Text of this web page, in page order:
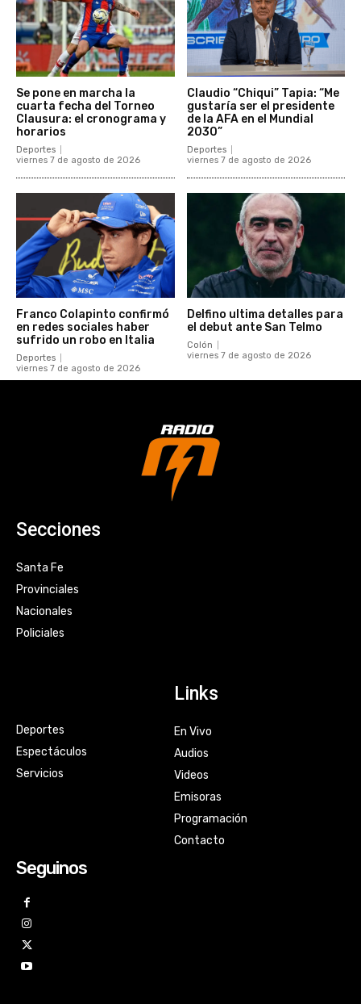
Se pone en marcha la
cuarta fecha del Torneo
Clausura: el cronograma y
horarios
Deportes
viernes 7 de agosto de 2026
Claudio “Chiqui” Tapia: “Me
gustaría ser el presidente
de la AFA en el Mundial
2030”
Deportes
viernes 7 de agosto de 2026
Franco Colapinto confirmó
en redes sociales haber
sufrido un robo en Italia
Deportes
viernes 7 de agosto de 2026
Delfino ultima detalles para
el debut ante San Telmo
Colón
viernes 7 de agosto de 2026
Secciones
Santa Fe
Provinciales
Nacionales
Policiales
Deportes
Espectáculos
Servicios
Links
En Vivo
Audios
Videos
Emisoras
Programación
Contacto
Seguinos